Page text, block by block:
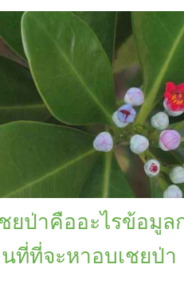
ยป่าคืออะไรข้อมูล
ที่ที่จะหาอบเชยป่า